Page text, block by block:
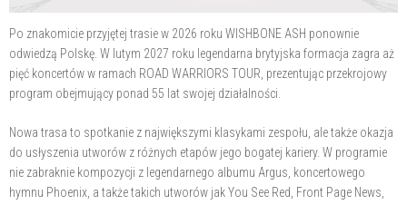
Po znakomicie przyjętej trasie w 2026 roku WISHBONE ASH ponownie
odwiedzą Polskę. W lutym 2027 roku legendarna brytyjska formacja zagra aż
pięć koncertów w ramach ROAD WARRIORS TOUR, prezentując przekrojowy
program obejmujący ponad 55 lat swojej działalności.
Nowa trasa to spotkanie z największymi klasykami zespołu, ale także okazja
do usłyszenia utworów z różnych etapów jego bogatej kariery. W programie
nie zabraknie kompozycji z legendarnego albumu Argus, koncertowego
hymnu Phoenix, a także takich utworów jak You See Red, Front Page News,